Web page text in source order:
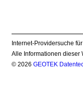
Internet-Providersuche
Alle Informationen dieser
© 2026GEOTEK